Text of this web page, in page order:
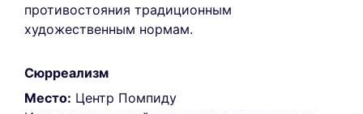
противостояния традиционным
художественным нормам.
Сюрреализм
Место: Центр Помпиду